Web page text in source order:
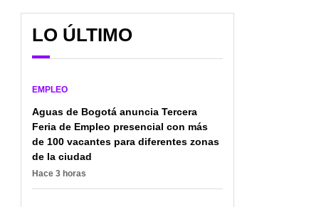
LO ÚLTIMO
EMPLEO
Aguas de Bogotá anuncia Tercera
Feria de Empleo presencial con más
de 100 vacantes para diferentes zonas
de la ciudad
Hace 3 horas